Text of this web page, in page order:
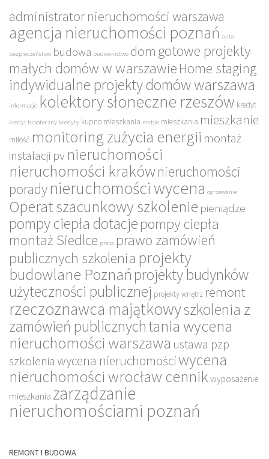
administrator nieruchomości warszawa
agencja nieruchomości poznań auta
bezpieczeństwo budowa budownictwo dom gotowe projekty
małych domów w warszawie Home staging
indywidualne projekty domów warszawa
informacje kolektory słoneczne rzeszów kredyt
kredyt hipoteczny kredyty kupno mieszkania meble mieszkania mieszkanie
miłość monitoring zużycia energii montaż
instalacji pv nieruchomości
nieruchomości krakównieruchomości
poradynieruchomości wycena ogrzewanie
Operat szacunkowy szkolenie pieniądze
pompy ciepła dotacjepompy ciepła
montaż Siedlce praca prawo zamówień
publicznych szkolenia projekty
budowlane Poznańprojekty budynków
użyteczności publicznej projekty wnętrz remont
rzeczoznawca majątkowyszkolenia z
zamówień publicznychtania wycena
nieruchomości warszawa ustawa pzp
szkolenia wycena nieruchomościwycena
nieruchomości wrocław cennik wyposażenie
mieszkania zarządzanie
nieruchomościami poznań
REMONT I BUDOWA